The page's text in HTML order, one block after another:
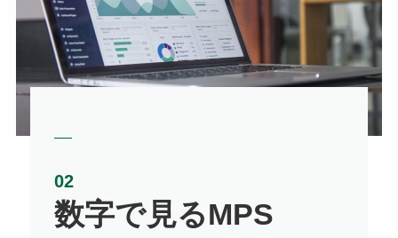
数字で見るMPS